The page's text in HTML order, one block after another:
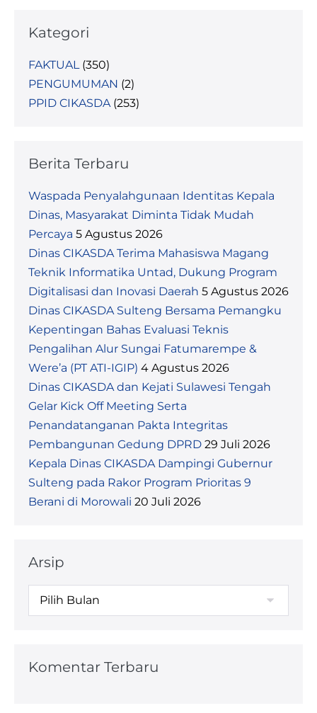
Kategori
FAKTUAL(350)
PENGUMUMAN (2)
PPID CIKASDA(253)
Berita Terbaru
Waspada Penyalahgunaan Identitas Kepala
Dinas, Masyarakat Diminta Tidak Mudah
Percaya 5 Agustus 2026
Dinas CIKASDA Terima Mahasiswa Magang
Teknik Informatika Untad, Dukung Program
Digitalisasi dan Inovasi Daerah 5 Agustus 2026
Dinas CIKASDA Sulteng Bersama Pemangku
Kepentingan Bahas Evaluasi Teknis
Pengalihan Alur Sungai Fatumarempe &
Were’a (PT ATI-IGIP) 4 Agustus 2026
Dinas CIKASDA dan Kejati Sulawesi Tengah
Gelar Kick Off Meeting Serta
Penandatanganan Pakta Integritas
Pembangunan Gedung DPRD 29 Juli 2026
Kepala Dinas CIKASDA Dampingi Gubernur
Sulteng pada Rakor Program Prioritas 9
Berani di Morowali 20 Juli 2026
Arsip
Arsip
Komentar Terbaru